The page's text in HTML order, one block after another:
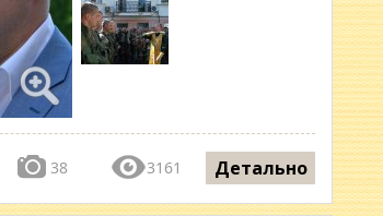
38 3161 Детально